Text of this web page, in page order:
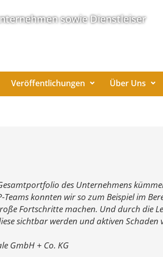
sowie Dienstleiser
Veröffentlichungen Über Uns
des Unternehmens
konnten wir so zum Beispiel im
Fortschritte machen. Und durch die
sichtbar werden und aktiven Schaden
GmbH + Co. KG